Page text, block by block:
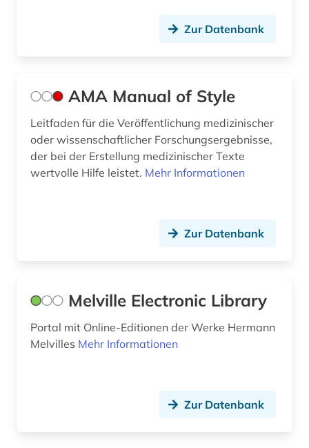
Zur Datenbank
AMA Manual of Style
Leitfaden für die Veröffentlichung medizinischer
oder wissenschaftlicher Forschungsergebnisse,
der bei der Erstellung medizinischer Texte
wertvolle Hilfe leistet. Mehr Informationen
Zur Datenbank
Melville Electronic Library
Portal mit Online-Editionen der Werke Hermann
Melvilles Mehr Informationen
Zur Datenbank